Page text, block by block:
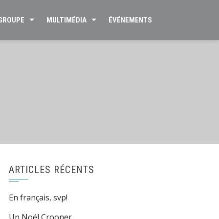
MULTIMÉDIA ÉVÉNEMENTS
ARTICLES RÉCENTS
En français, svp!